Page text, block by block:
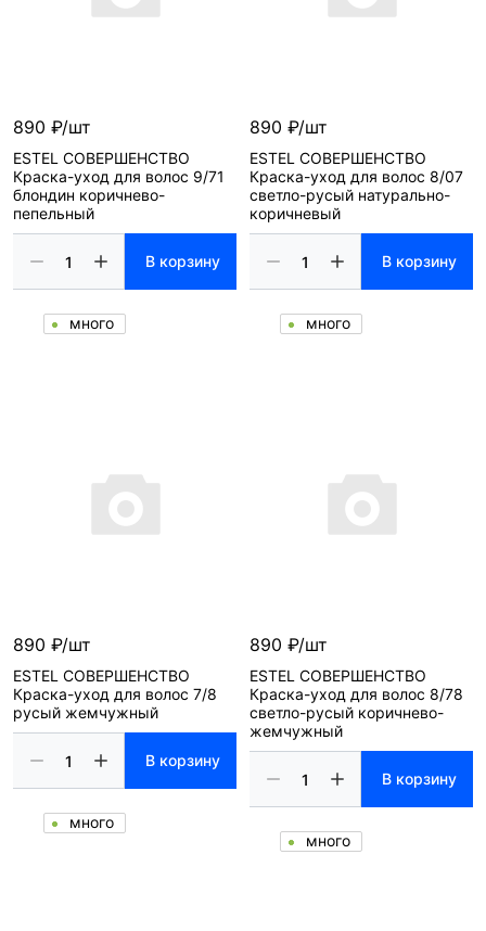
890 ₽/шт
ESTEL СОВЕРШЕНСТВО
Краска-уход для волос 9/71
блондин коричнево-
пепельный
В корзину
много
890 ₽/шт
ESTEL СОВЕРШЕНСТВО
Краска-уход для волос 8/07
светло-русый натурально-
коричневый
В корзину
много
890 ₽/шт
ESTEL СОВЕРШЕНСТВО
Краска-уход для волос 7/8
русый жемчужный
В корзину
много
890 ₽/шт
ESTEL СОВЕРШЕНСТВО
Краска-уход для волос 8/78
светло-русый коричнево-
жемчужный
В корзину
много